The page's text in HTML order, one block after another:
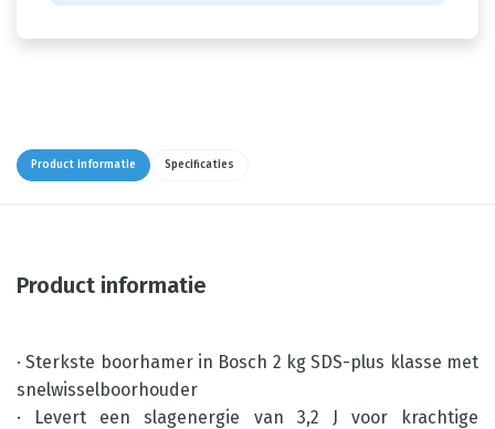
Product informatie Specificaties
Product informatie
· Sterkste boorhamer in Bosch 2 kg SDS-plus klasse met
snelwisselboorhouder
· Levert een slagenergie van 3,2 J voor krachtige